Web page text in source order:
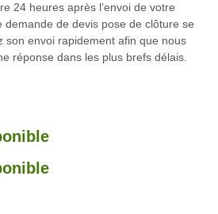
24 heures après l’envoi de votre
demande de devis pose de clôture se
son envoi rapidement afin que nous
réponse dans les plus brefs délais.